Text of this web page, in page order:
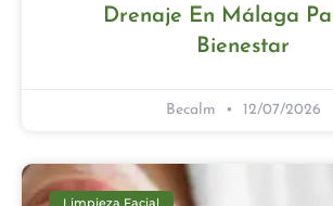
Drenaje En Málaga
Bienestar
Becalm 12/07/2026